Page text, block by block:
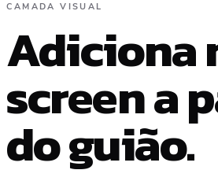
CAMADA VISUAL
Adiciona
screen a
do guião.